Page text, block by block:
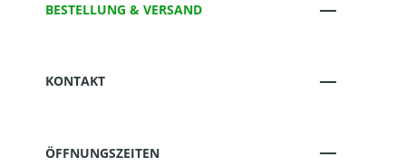
BESTELLUNG & VERSAND
KONTAKT
ÖFFNUNGSZEITEN